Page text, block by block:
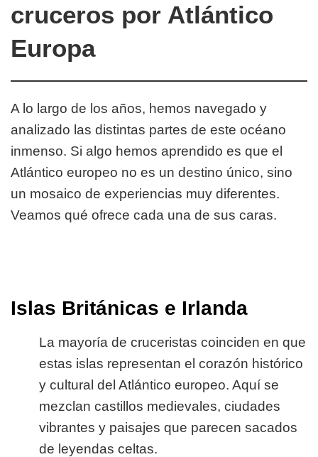
cruceros por Atlántico
Europa
A lo largo de los años, hemos navegado y
analizado las distintas partes de este océano
inmenso. Si algo hemos aprendido es que el
Atlántico europeo no es un destino único, sino
un mosaico de experiencias muy diferentes.
Veamos qué ofrece cada una de sus caras.
Islas Británicas e Irlanda
La mayoría de cruceristas coinciden en que
estas islas representan el corazón histórico
y cultural del Atlántico europeo. Aquí se
mezclan castillos medievales, ciudades
vibrantes y paisajes que parecen sacados
de leyendas celtas.